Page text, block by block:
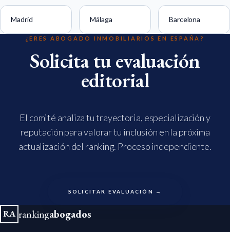
Madrid Málaga Barcelona
¿ERES ABOGADO INMOBILIARIOS EN ESPAÑA?
Solicita tu evaluación
editorial
El comité analiza tu trayectoria, especialización y
reputación para valorar tu inclusión en la próxima
actualización del ranking. Proceso independiente.
SOLICITAR EVALUACIÓN →
RA rankingabogados